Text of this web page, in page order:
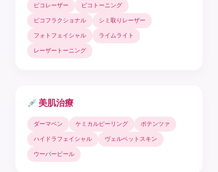
ピコレーザー ピコトーニング
ピコフラクショナル シミ取りレーザー
フォトフェイシャル ライムライト
レーザートーニング
美肌治療
ダーマペン ケミカルピーリング ポテンツァ
ハイドラフェイシャル ヴェルベットスキン
ウーバーピール